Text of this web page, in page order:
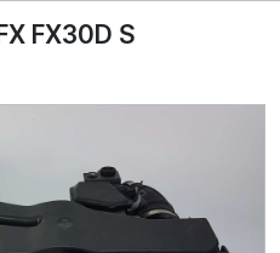
FX30D S